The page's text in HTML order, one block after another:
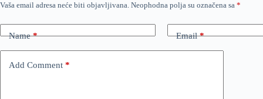
Vaša email adresa neće biti objavljivana. Neophodna polja su označena sa *
Name* Email*
Add Comment *